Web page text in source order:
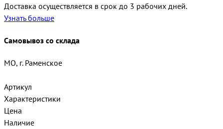
Доставка осуществляется в срок до 3 рабочих дней.
Узнать больше
Самовывоз со склада
МО, г. Раменское
Артикул
Характеристики
Цена
Наличие